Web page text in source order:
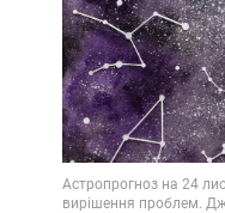
Астропрогноз на 24
вирішення проблем.